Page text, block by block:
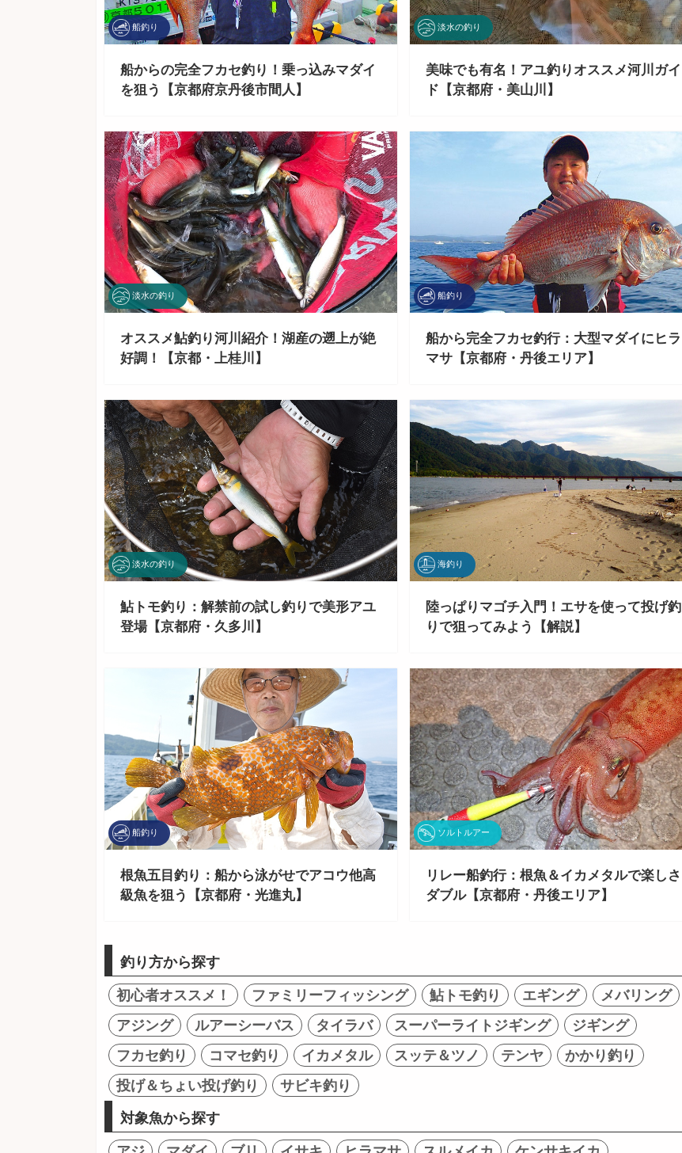
船釣り
船からの完全フカセ釣り！乗っ込みマダイ
を狙う【京都府京丹後市間人】
淡水の釣り
美味でも有名！アユ釣りオススメ河川ガイ
ド【京都府・美山川】
淡水の釣り
オススメ鮎釣り河川紹介！湖産の遡上が絶
好調！【京都・上桂川】
船釣り
船から完全フカセ釣行：大型マダイにヒラ
マサ【京都府・丹後エリア】
淡水の釣り
鮎トモ釣り：解禁前の試し釣りで美形アユ
登場【京都府・久多川】
海釣り
陸っぱりマゴチ入門！エサを使って投げ釣
りで狙ってみよう【解説】
船釣り
根魚五目釣り：船から泳がせでアコウ他高
級魚を狙う【京都府・光進丸】
ソルトルアー
リレー船釣行：根魚＆イカメタルで楽しさ
ダブル【京都府・丹後エリア】
釣り方から探す
初心者オススメ！
ファミリーフィッシング 鮎トモ釣り エギング
メバリング
アジング
ルアーシーバス タイラバ スーパーライトジギング
ジギング
フカセ釣り
コマセ釣り イカメタル スッテ＆ツノ テンヤ
かかり釣り
投げ＆ちょい投げ釣り
サビキ釣り
対象魚から探す